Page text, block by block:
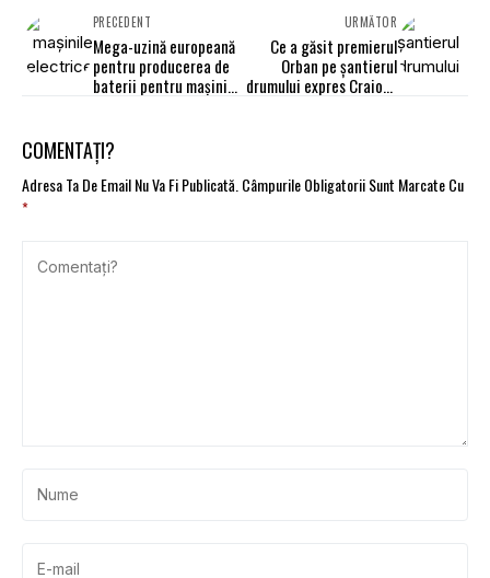
PRECEDENT
Mega-uzină europeană
pentru producerea de
baterii pentru maşini
URMĂTOR
Ce a găsit premierul
Orban pe şantierul
drumului expres Craiova
COMENTAȚI?
Adresa Ta De Email Nu Va Fi Publicată.Câmpurile Obligatorii Sunt Marcate Cu
*